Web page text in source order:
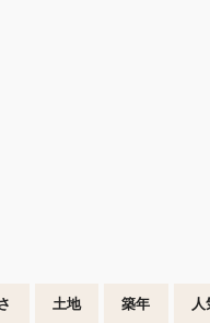
土地 築年 人